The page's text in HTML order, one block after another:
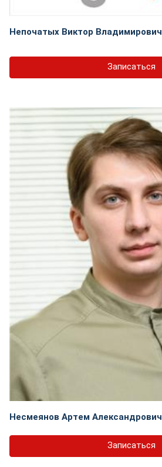
Непочатых Виктор Владимирович
Записаться
Несмеянов Артем Александрович
Записаться